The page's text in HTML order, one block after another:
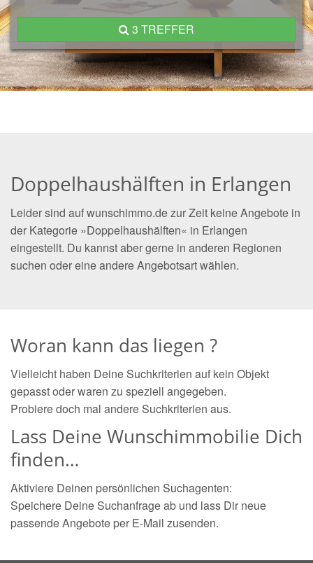
3 TREFFER
Doppelhaushälften in Erlangen
Leider sind auf wunschimmo.de zur Zeit keine Angebote in
der Kategorie »Doppelhaushälften« in Erlangen
eingestellt. Du kannst aber gerne in anderen Regionen
suchen oder eine andere Angebotsart wählen.
Woran kann das liegen ?
Vielleicht haben Deine Suchkriterien auf kein Objekt
gepasst oder waren zu speziell angegeben.
Probiere doch mal andere Suchkriterien aus.
Lass Deine Wunschimmobilie Dich
finden…
Aktiviere Deinen persönlichen Suchagenten:
Speichere Deine Suchanfrage ab und lass Dir neue
passende Angebote per E-Mail zusenden.